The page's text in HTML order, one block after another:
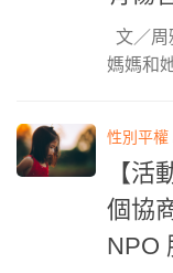
文／
媽媽和
性別平權
【活
個協
NPO